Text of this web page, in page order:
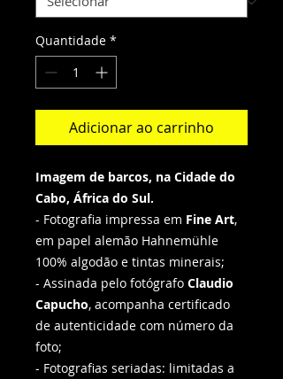
Quantidade *
Adicionar ao carrinho
Imagem de barcos, na Cidade do
Cabo, África do Sul.
- Fotografia impressa em Fine Art,
em papel alemão Hahnemühle
100% algodão e tintas minerais;
- Assinada pelo fotógrafo Claudio
Capucho, acompanha certificado
de autenticidade com número da
foto;
- Fotografias seriadas: limitadas a